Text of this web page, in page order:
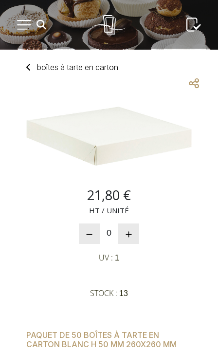
USAGE UNIQUE
DISTRIBUTION DE REPAS
MES LISTES
boîtes à tarte en carton
21,80 €
HT / UNITÉ
0
UV : 1
STOCK : 13
PAQUET DE 50 BOÎTES À TARTE EN
CARTON BLANC H 50 MM 260X260 MM